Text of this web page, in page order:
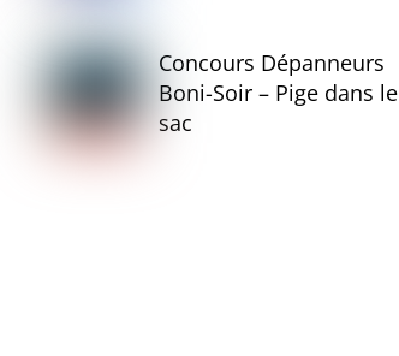
Concours Dépanneurs
Boni-Soir – Pige dans le
sac